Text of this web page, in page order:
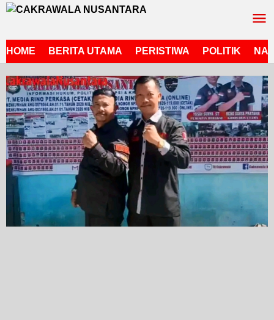
Lewati
HOME
BERITA UTAMA PERISTIWA POLITIK